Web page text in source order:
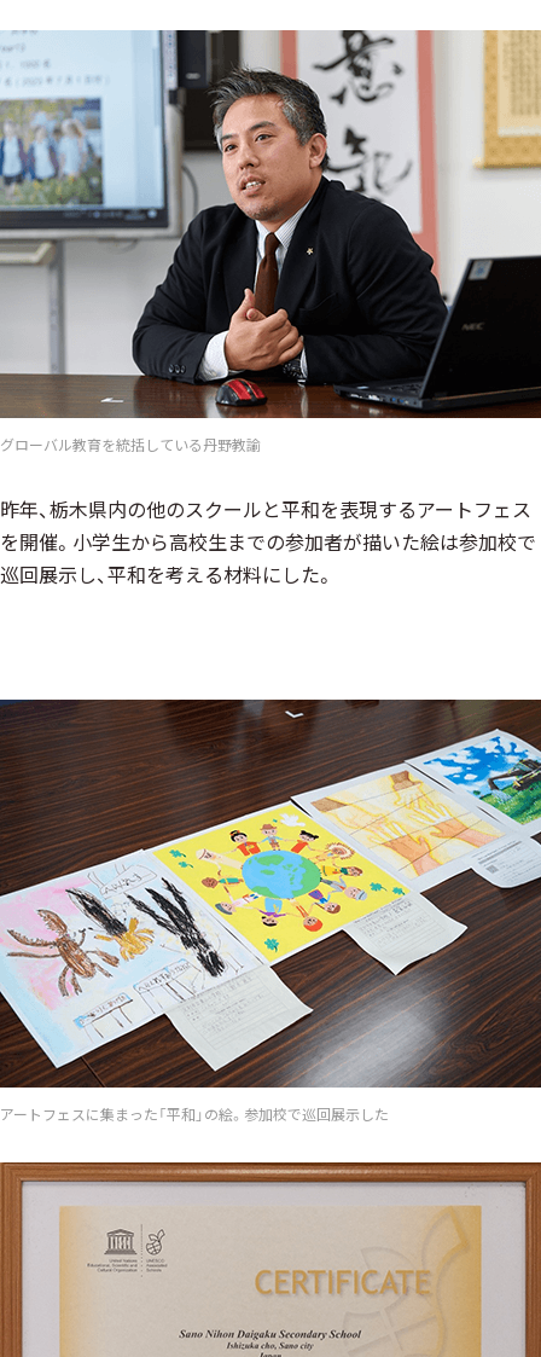
グローバル教育を統括している丹野教諭
昨年、栃木県内の他のスクールと平和を表現するアートフェス
を開催。小学生から高校生までの参加者が描いた絵は参加校で
巡回展示し、平和を考える材料にした。
アートフェスに集まった「平和」の絵。参加校で巡回展示した